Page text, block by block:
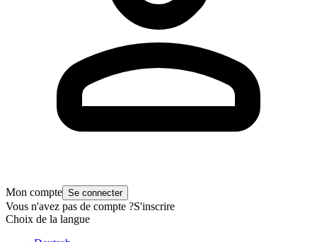
Mon compte Se connecter
Vous n'avez pas de compte ?S'inscrire
Choix de la langue